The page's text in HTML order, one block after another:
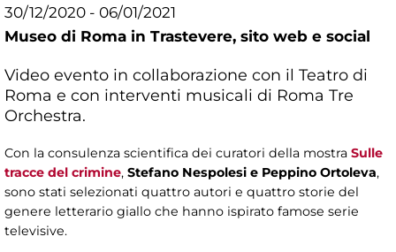
30/12/2020 - 06/01/2021
Museo di Roma in Trastevere, sito web e social
Video evento in collaborazione con il Teatro di
Roma e con interventi musicali di Roma Tre
Orchestra.
Con la consulenza scientifica dei curatori della mostra Sulle
tracce del crimine, Stefano Nespolesi e Peppino Ortoleva,
sono stati selezionati quattro autori e quattro storie del
genere letterario giallo che hanno ispirato famose serie
televisive.